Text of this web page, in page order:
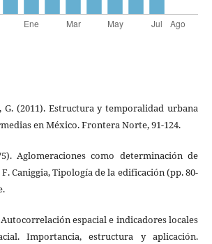
(2011). Estructura y temporalidad urbana
en México. Frontera Norte, 91-124.
Aglomeraciones como determinación de
Caniggia, Tipología de la edificación (pp. 80-
Autocorrelación espacial e indicadores locales
Importancia, estructura y aplicación.